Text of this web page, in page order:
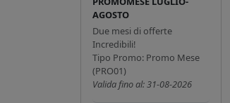
AGOSTO
Due mesi di offerte
Incredibili!
Tipo Promo: Promo Mese
(PRO01)
Valida fino al: 31-08-2026